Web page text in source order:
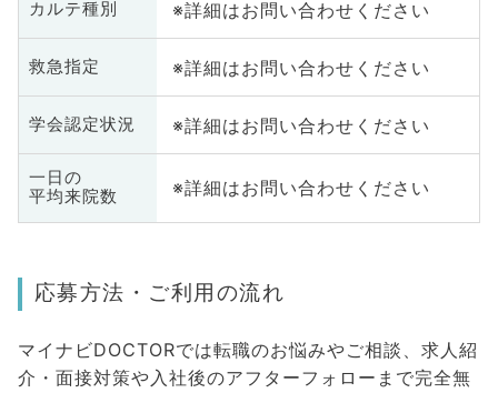
カルテ種別 ※詳細はお問い合わせください
救急指定 ※詳細はお問い合わせください
学会認定状況 ※詳細はお問い合わせください
一日の
平均来院数
※詳細はお問い合わせください
応募方法・ご利用の流れ
マイナビDOCTORでは転職のお悩みやご相談、求人紹
介・面接対策や入社後のアフターフォローまで完全無